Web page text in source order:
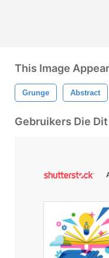
This Image
Grunge Abstract
Gebruikers Die